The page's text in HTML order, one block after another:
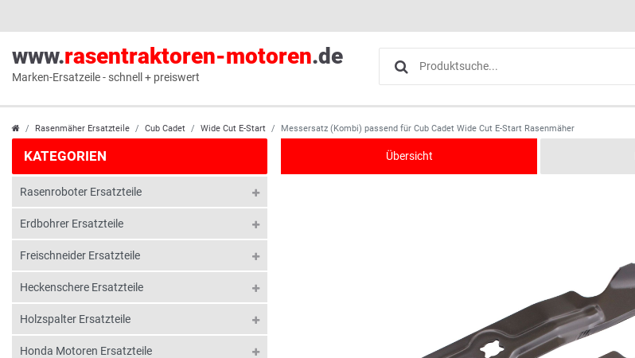
www.rasentraktoren-motoren.de
Marken-Ersatzeile - schnell + preiswert
Rasenmäher Ersatzteile Cub Cadet Wide Cut E-Start Messersatz (Kombi) passend für Cub Cadet Wide Cut E-Start Rasenmäher
KATEGORIEN
Rasenroboter Ersatzteile
Erdbohrer Ersatzteile
Freischneider Ersatzteile
Heckenschere Ersatzteile
Holzspalter Ersatzteile
Honda Motoren Ersatzteile
Übersicht